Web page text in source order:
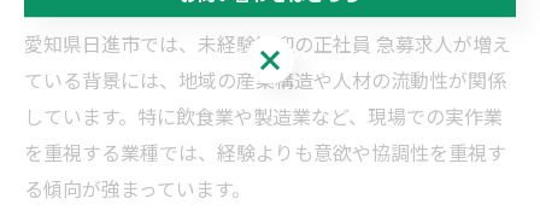
愛知県日進市では、未経験歓迎の正社員 急募求人が増え
ている背景には、地域の産業構造や人材の流動性が関係
しています。特に飲食業や製造業など、現場での実作業
を重視する業種では、経験よりも意欲や協調性を重視す
る傾向が強まっています。
お問い合わせはこちら